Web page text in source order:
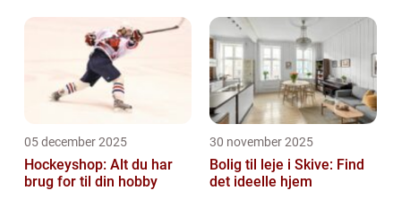
05 december 2025
Hockeyshop: Alt du har
brug for til din hobby
30 november 2025
Bolig til leje i Skive: Find
det ideelle hjem